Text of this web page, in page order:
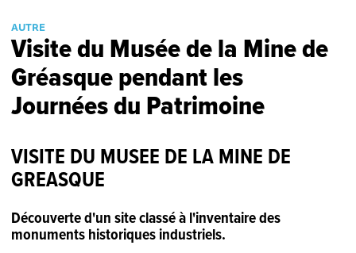
AUTRE
Visite du Musée de la Mine de
Gréasque pendant les
Journées du Patrimoine
VISITE DU MUSEE DE LA MINE DE
GREASQUE
Découverte d'un site classé à l'inventaire des
monuments historiques industriels.